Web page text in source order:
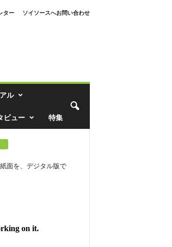
ター
ソイソースへお問い合わせ
ル
ビュー 特集
面を、デジタル版で